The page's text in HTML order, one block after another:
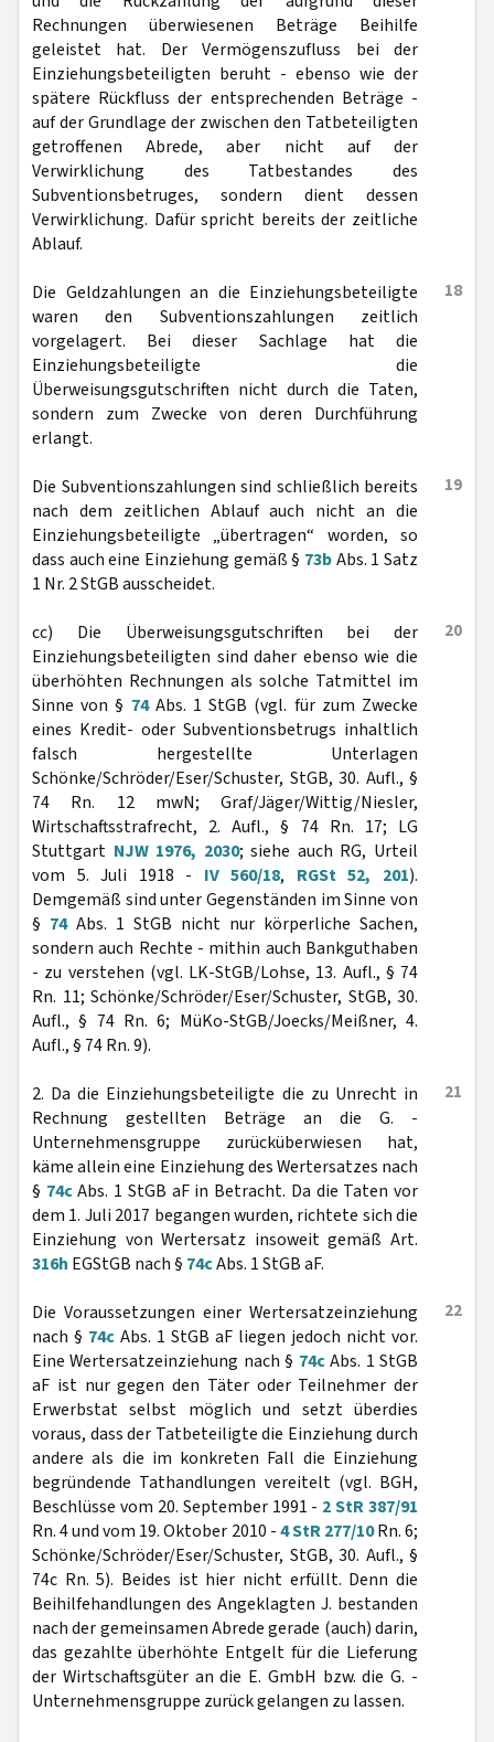
Rechnungen überwiesenen Beträge Beihilfe
geleistet hat. Der Vermögenszufluss bei der
Einziehungsbeteiligten beruht - ebenso wie der
spätere Rückfluss der entsprechenden Beträge -
auf der Grundlage der zwischen den Tatbeteiligten
getroffenen Abrede, aber nicht auf der
Verwirklichung des Tatbestandes des
Subventionsbetruges, sondern dient dessen
Verwirklichung. Dafür spricht bereits der zeitliche
Ablauf.
18
Die Geldzahlungen an die Einziehungsbeteiligte
waren den Subventionszahlungen zeitlich
vorgelagert. Bei dieser Sachlage hat die
Einziehungsbeteiligte die
Überweisungsgutschriften nicht durch die Taten,
sondern zum Zwecke von deren Durchführung
erlangt.
19
Die Subventionszahlungen sind schließlich bereits
nach dem zeitlichen Ablauf auch nicht an die
Einziehungsbeteiligte „übertragen“ worden, so
dass auch eine Einziehung gemäß § 73bAbs. 1 Satz
1 Nr. 2 StGB ausscheidet.
20
cc) Die Überweisungsgutschriften bei der
Einziehungsbeteiligten sind daher ebenso wie die
überhöhten Rechnungen als solche Tatmittel im
Sinne von § 74Abs. 1 StGB (vgl. für zum Zwecke
eines Kredit- oder Subventionsbetrugs inhaltlich
falsch hergestellte Unterlagen
Schönke/Schröder/Eser/Schuster, StGB, 30. Aufl., §
74 Rn. 12 mwN; Graf/Jäger/Wittig/Niesler,
Wirtschaftsstrafrecht, 2. Aufl., § 74 Rn. 17; LG
Stuttgart NJW 1976, 2030; siehe auch RG, Urteil
vom 5. Juli 1918 - IV 560/18, RGSt 52, 201).
Demgemäß sind unter Gegenständen im Sinne von
§ 74Abs. 1 StGB nicht nur körperliche Sachen,
sondern auch Rechte - mithin auch Bankguthaben
- zu verstehen (vgl. LK-StGB/Lohse, 13. Aufl., § 74
Rn. 11; Schönke/Schröder/Eser/Schuster, StGB, 30.
Aufl., § 74 Rn. 6; MüKo-StGB/Joecks/Meißner, 4.
Aufl., § 74 Rn. 9).
21
2. Da die Einziehungsbeteiligte die zu Unrecht in
Rechnung gestellten Beträge an die G. -
Unternehmensgruppe zurücküberwiesen hat,
käme allein eine Einziehung des Wertersatzes nach
§ 74cAbs. 1 StGB aF in Betracht. Da die Taten vor
dem 1. Juli 2017 begangen wurden, richtete sich die
Einziehung von Wertersatz insoweit gemäß Art.
316h EGStGB nach § 74cAbs. 1 StGB aF.
22
Die Voraussetzungen einer Wertersatzeinziehung
nach § 74c Abs. 1 StGB aF liegen jedoch nicht vor.
Eine Wertersatzeinziehung nach § 74cAbs. 1 StGB
aF ist nur gegen den Täter oder Teilnehmer der
Erwerbstat selbst möglich und setzt überdies
voraus, dass der Tatbeteiligte die Einziehung durch
andere als die im konkreten Fall die Einziehung
begründende Tathandlungen vereitelt (vgl. BGH,
Beschlüsse vom 20. September 1991 - 2 StR 387/91
Rn. 4 und vom 19. Oktober 2010 -4 StR 277/10Rn. 6;
Schönke/Schröder/Eser/Schuster, StGB, 30. Aufl., §
74c Rn. 5). Beides ist hier nicht erfüllt. Denn die
Beihilfehandlungen des Angeklagten J. bestanden
nach der gemeinsamen Abrede gerade (auch) darin,
das gezahlte überhöhte Entgelt für die Lieferung
der Wirtschaftsgüter an die E. GmbH bzw. die G. -
Unternehmensgruppe zurück gelangen zu lassen.